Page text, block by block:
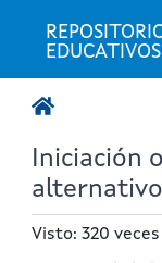
REPOSITORIO DE CONTIDOS
EDUCATIVOS
Iniciación
Visto: 320 veces